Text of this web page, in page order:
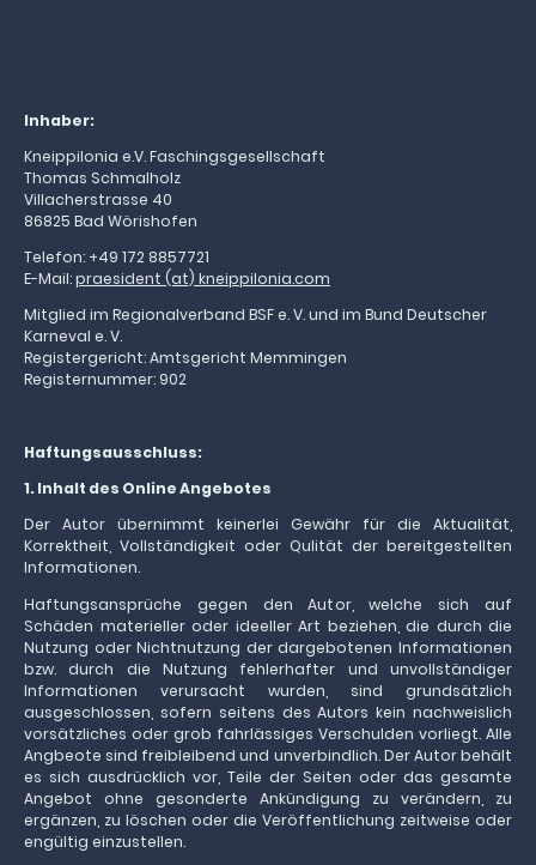
Inhaber:
Kneippilonia e.V. Faschingsgesellschaft
Thomas Schmalholz
Villacherstrasse 40
86825 Bad Wörishofen
Telefon: +49 172 8857721
E-Mail:praesident (at) kneippilonia.com
Mitglied im Regionalverband BSF e. V. und im Bund Deutscher
Karneval e. V.
Registergericht: Amtsgericht Memmingen
Registernummer: 902
Haftungsausschluss:
1. Inhalt des Online Angebotes
Der Autor übernimmt keinerlei Gewähr für die Aktualität,
Korrektheit, Vollständigkeit oder Qulität der bereitgestellten
Informationen.
Haftungsansprüche gegen den Autor, welche sich auf
Schäden materieller oder ideeller Art beziehen, die durch die
Nutzung oder Nichtnutzung der dargebotenen Informationen
bzw. durch die Nutzung fehlerhafter und unvollständiger
Informationen verursacht wurden, sind grundsätzlich
ausgeschlossen, sofern seitens des Autors kein nachweislich
vorsätzliches oder grob fahrlässiges Verschulden vorliegt. Alle
Angbeote sind freibleibend und unverbindlich. Der Autor behält
es sich ausdrücklich vor, Teile der Seiten oder das gesamte
Angebot ohne gesonderte Ankündigung zu verändern, zu
ergänzen, zu löschen oder die Veröffentlichung zeitweise oder
engültig einzustellen.